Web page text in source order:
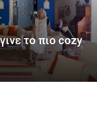
το πιο cozy